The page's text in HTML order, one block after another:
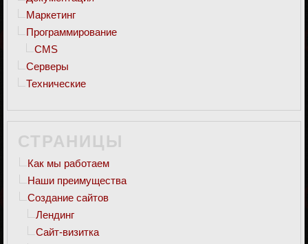
Маркетинг
Программирование
CMS
Серверы
Технические
СТРАНИЦЫ
Как мы работаем
Наши преимущества
Создание сайтов
Лендинг
Сайт-визитка